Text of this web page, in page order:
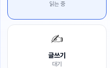
읽는 중
✍️
글쓰기
대기